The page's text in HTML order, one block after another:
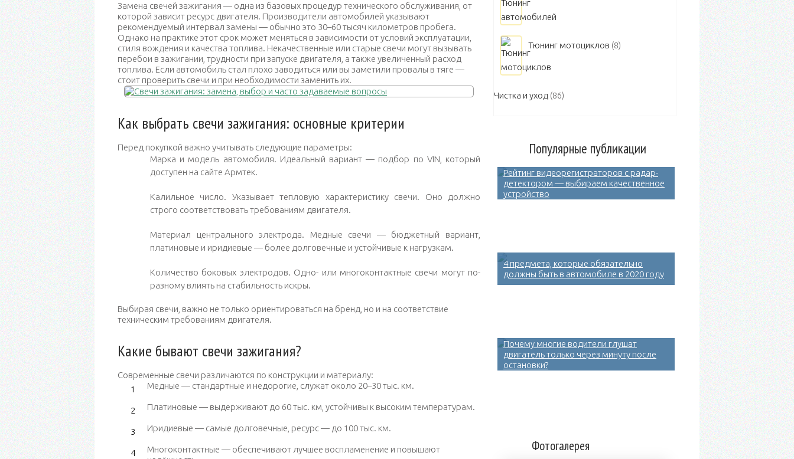
Замена свечей зажигания — одна из базовых процедур технического обслуживания, от
которой зависит ресурс двигателя. Производители автомобилей указывают
рекомендуемый интервал замены — обычно это 30–60 тысяч километров пробега.
Однако на практике этот срок может меняться в зависимости от условий эксплуатации,
стиля вождения и качества топлива. Некачественные или старые свечи могут вызывать
перебои в зажигании, трудности при запуске двигателя, а также увеличенный расход
топлива. Если автомобиль стал плохо заводиться или вы заметили провалы в тяге —
стоит проверить свечи и при необходимости заменить их.
Как выбрать свечи зажигания: основные критерии
Перед покупкой важно учитывать следующие параметры:
Марка и модель автомобиля. Идеальный вариант — подбор по VIN, который
доступен на сайте Армтек.
Калильное число. Указывает тепловую характеристику свечи. Оно должно
строго соответствовать требованиям двигателя.
Материал центрального электрода. Медные свечи — бюджетный вариант,
платиновые и иридиевые — более долговечные и устойчивые к нагрузкам.
Количество боковых электродов. Одно- или многоконтактные свечи могут по-
разному влиять на стабильность искры.
Выбирая свечи, важно не только ориентироваться на бренд, но и на соответствие
техническим требованиям двигателя.
Какие бывают свечи зажигания?
Современные свечи различаются по конструкции и материалу:
Медные — стандартные и недорогие, служат около 20–30 тыс. км.
Платиновые — выдерживают до 60 тыс. км, устойчивы к высоким температурам.
Иридиевые — самые долговечные, ресурс — до 100 тыс. км.
Многоконтактные — обеспечивают лучшее воспламенение и повышают
Тюнинг мотоциклов (8)
Чистка и уход (86)
Популярные публикации
Рейтинг видеорегистраторов с радар-
детектором — выбираем качественное
устройство
4 предмета, которые обязательно
должны быть в автомобиле в 2020 году
Почему многие водители глушат
двигатель только через минуту после
остановки?
Фотогалерея